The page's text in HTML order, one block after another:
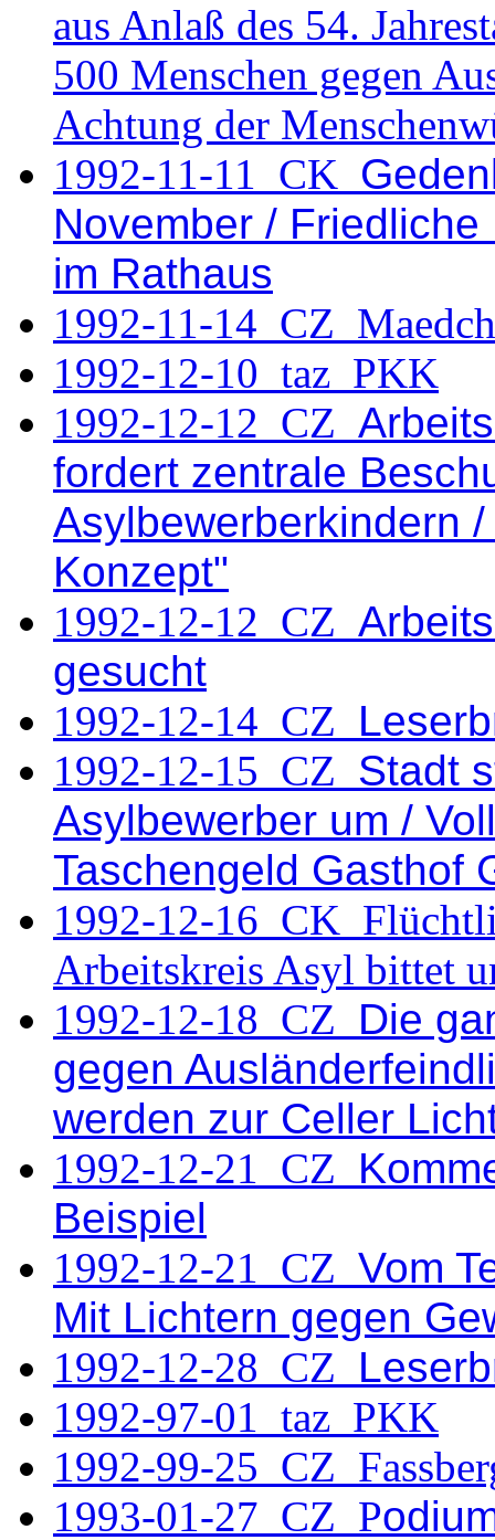
aus Anlaß des 54.
500 Menschen gegen
Achtung der
1992-11-11 CK
November /
im Rathaus
1992-11-
1992-12-10_taz_PKK
1992-12-12 CZ
fordert zentrale
Asylbewerberkindern
Konzept"
1992-12-12 CZ
gesucht
1992-12-14 CZ
1992-12-15 CZ Stadt
Asylbewerber um /
Taschengeld Gasthof
1992-12-16 CK
Arbeitskreis Asyl bittet
1992-12-18 CZ Die
gegen
werden zur Celler
1992-12-21 CZ
Beispiel
1992-12-21 CZ Vom
Mit Lichtern gegen
1992-12-28 CZ
1992-97-01_taz_PKK
1992-99-
1993-01-27 CZ P